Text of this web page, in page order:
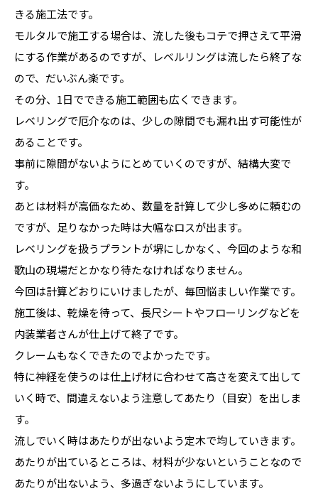
きる施工法です。
モルタルで施工する場合は、流した後もコテで押さえて平滑
にする作業があるのですが、レベルリングは流したら終了な
ので、だいぶん楽です。
その分、1日でできる施工範囲も広くできます。
レベリングで厄介なのは、少しの隙間でも漏れ出す可能性が
あることです。
事前に隙間がないようにとめていくのですが、結構大変で
す。
あとは材料が高価なため、数量を計算して少し多めに頼むの
ですが、足りなかった時は大幅なロスが出ます。
レベリングを扱うプラントが堺にしかなく、今回のような和
歌山の現場だとかなり待たなければなりません。
今回は計算どおりにいけましたが、毎回悩ましい作業です。
施工後は、乾燥を待って、長尺シートやフローリングなどを
内装業者さんが仕上げて終了です。
クレームもなくできたのでよかったです。
特に神経を使うのは仕上げ材に合わせて高さを変えて出して
いく時で、間違えないよう注意してあたり（目安）を出しま
す。
流しでいく時はあたりが出ないよう定木で均していきます。
あたりが出ているところは、材料が少ないということなので
あたりが出ないよう、多過ぎないようにしています。